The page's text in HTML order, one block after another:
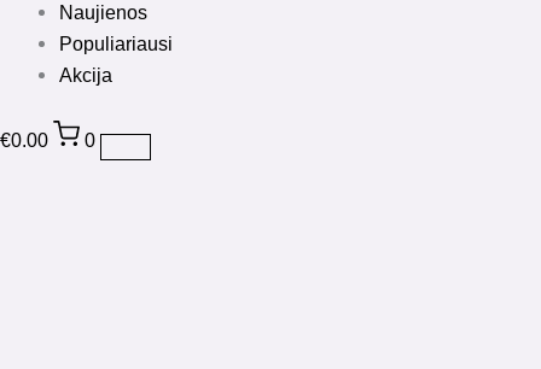
Naujienos
Populiariausi
Akcija
€0.00 0